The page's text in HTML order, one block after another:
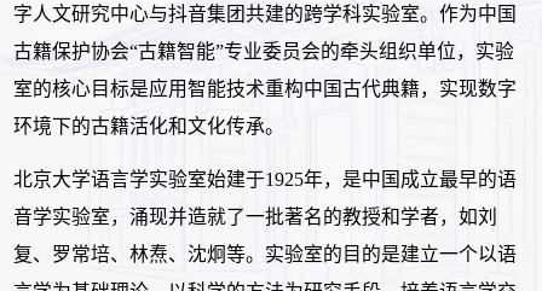
字人文研究中心与抖音集团共建的跨学科实验室。作为中国
古籍保护协会“古籍智能”专业委员会的牵头组织单位，实验
室的核心目标是应用智能技术重构中国古代典籍，实现数字
环境下的古籍活化和文化传承。
北京大学语言学实验室始建于1925年，是中国成立最早的语
音学实验室，涌现并造就了一批著名的教授和学者，如刘
复、罗常培、林焘、沈炯等。实验室的目的是建立一个以语